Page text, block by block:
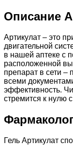
Описание
Артикулат – это
двигательной
в нашей аптеке c
расположенной
препарат в сети –
всеми
эффективность.
стремится к нулю
Гель Артикулат